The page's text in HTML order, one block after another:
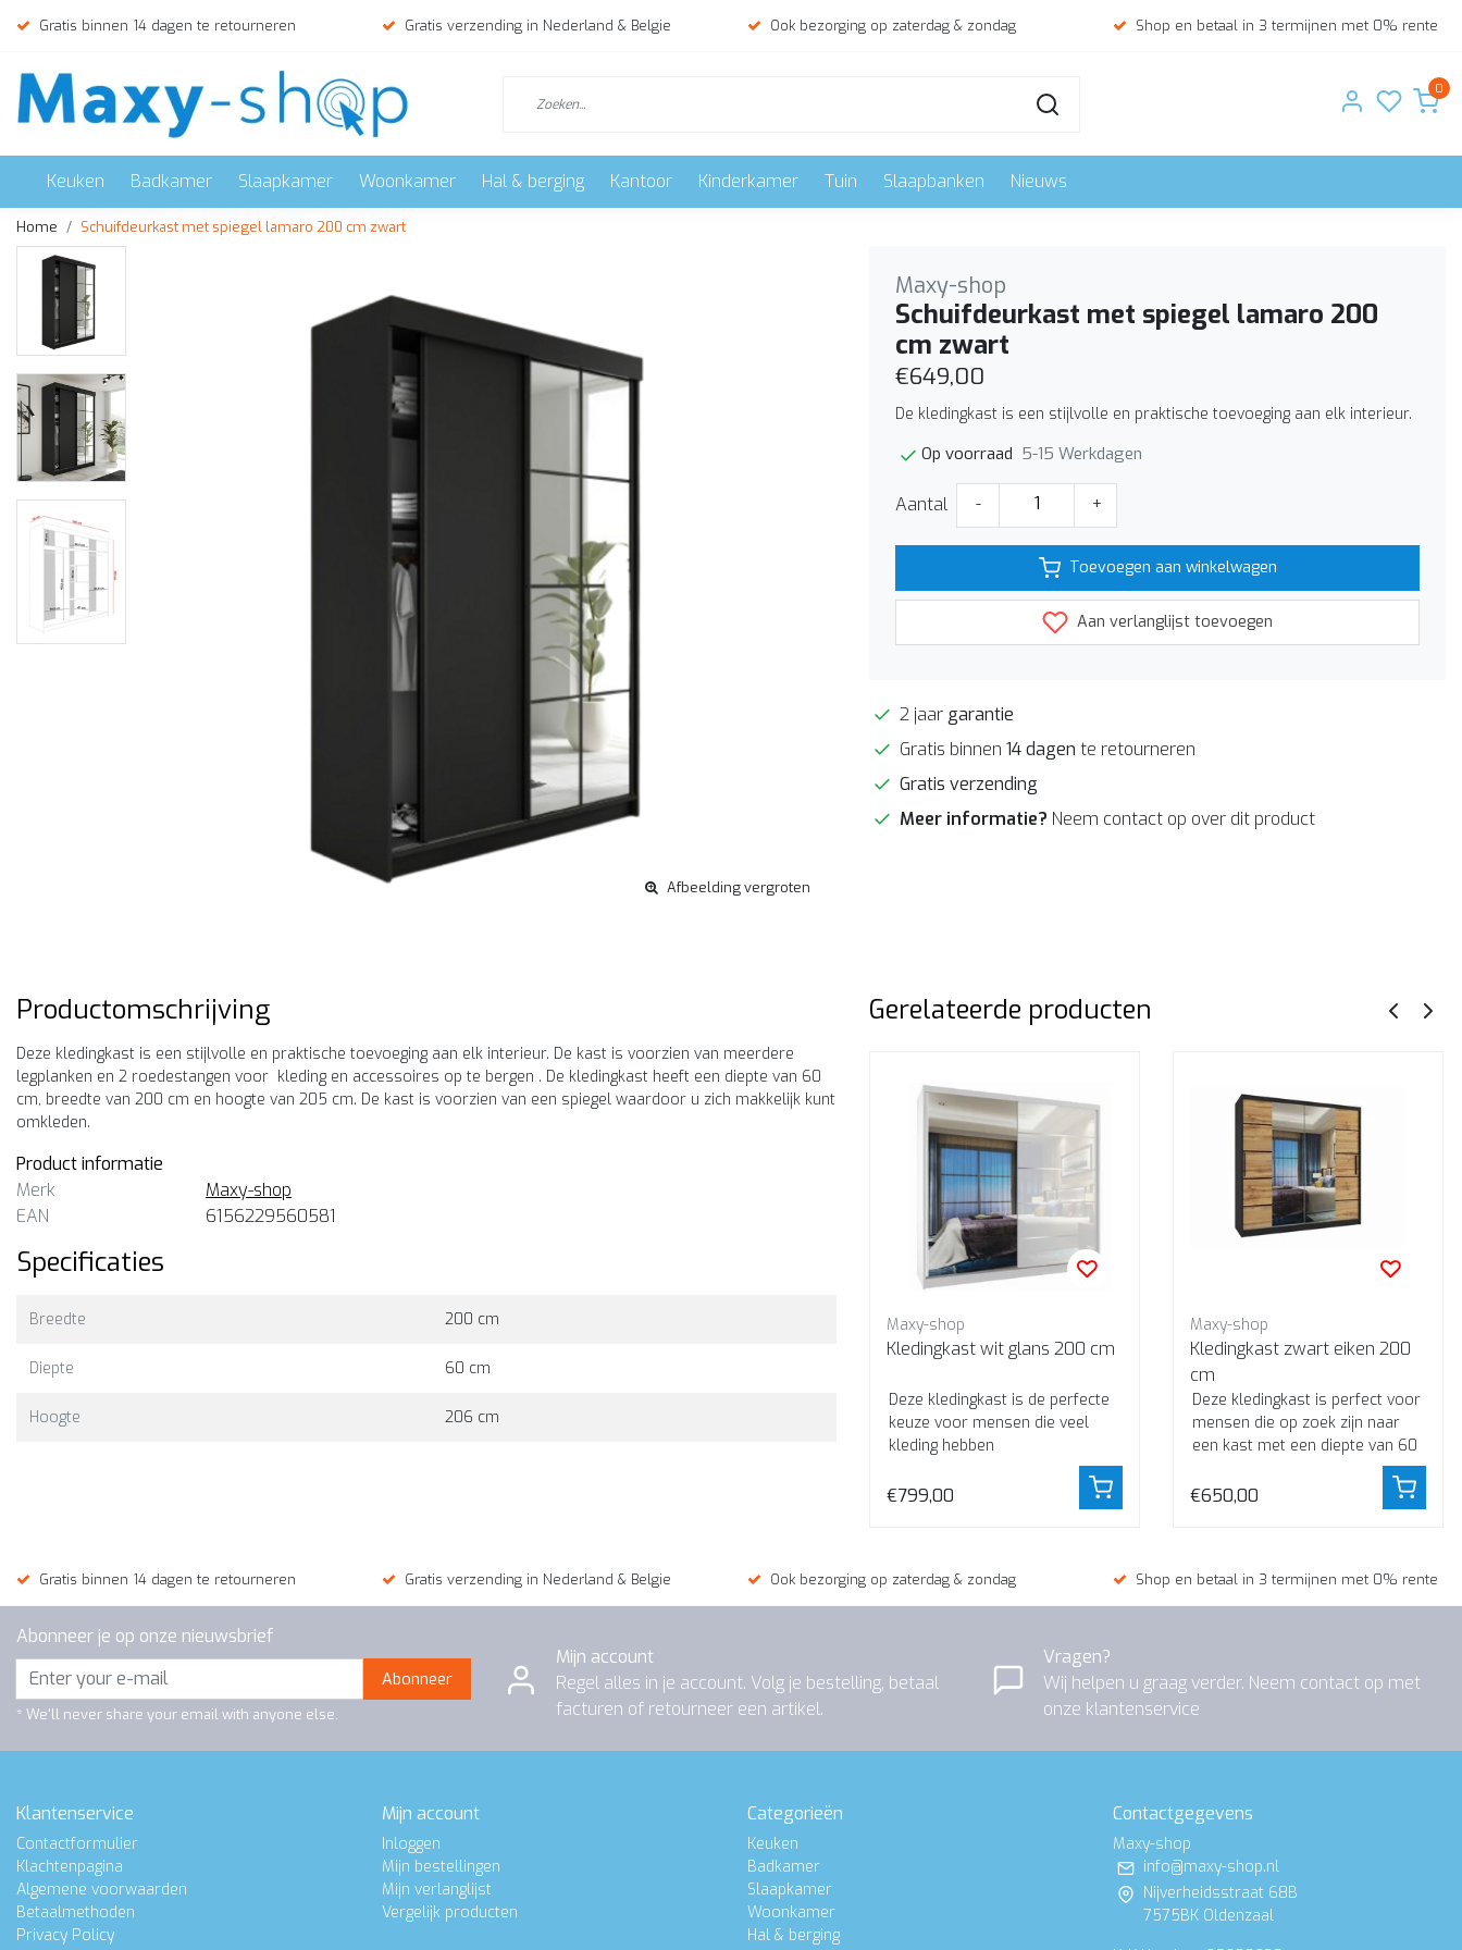
Gratis binnen 14 dagen te retourneren Gratis verzending in Nederland & Belgie Ook bezorging op zaterdag & zondag Shop en betaal in 3 termijnen met 0% rente
0
Keuken Badkamer Slaapkamer Woonkamer Hal & berging Kantoor Kinderkamer Tuin Slaapbanken Nieuws
Home Schuifdeurkast met spiegel lamaro 200 cm zwart
Afbeelding vergroten
Maxy-shop
Schuifdeurkast met spiegel lamaro 200
cm zwart
€649,00
De kledingkast is een stijlvolle en praktische toevoeging aan elk interieur.
Op voorraad 5-15 Werkdagen
Aantal - +
Toevoegen aan winkelwagen
Aan verlanglijst toevoegen
2 jaar garantie
Gratis binnen 14 dagen te retourneren
Gratis verzending
Meer informatie? Neem contact op over dit product
Productomschrijving
Deze kledingkast is een stijlvolle en praktische toevoeging aan elk interieur. De kast is voorzien van meerdere
legplanken en 2 roedestangen voor kleding en accessoires op te bergen . De kledingkast heeft een diepte van 60
cm, breedte van 200 cm en hoogte van 205 cm. De kast is voorzien van een spiegel waardoor u zich makkelijk kunt
omkleden.
Product informatie
Merk
Maxy-shop
EAN
6156229560581
Specificaties
Breedte 200 cm
Diepte 60 cm
Hoogte 206 cm
Gerelateerde producten
mensen die op zoek zijn naar
Maxy-shop
Kledingkast wit glans 200 cm
Deze kledingkast is de perfecte
keuze voor mensen die veel
kleding hebben
€799,00
Maxy-shop
Kledingkast zwart eiken 200
cm
Deze kledingkast is perfect voor
mensen die op zoek zijn naar
een kast met een diepte van 60
€650,00
Gratis binnen 14 dagen te retourneren Gratis verzending in Nederland & Belgie Ook bezorging op zaterdag & zondag Shop en betaal in 3 termijnen met 0% rente
Abonneer je op onze nieuwsbrief
Abonneer
* We'll never share your email with anyone else.
Mijn account
Regel alles in je account. Volg je bestelling, betaal
facturen of retourneer een artikel.
Vragen?
Wij helpen u graag verder. Neem contact op met
onze klantenservice
Klantenservice
Contactformulier
Klachtenpagina
Algemene voorwaarden
Betaalmethoden
Privacy Policy
Mijn account
Inloggen
Mijn bestellingen
Mijn verlanglijst
Vergelijk producten
Categorieën
Keuken
Badkamer
Slaapkamer
Woonkamer
Hal & berging
Contactgegevens
Maxy-shop
info@maxy-shop.nl
Nijverheidsstraat 68B
7575BK Oldenzaal